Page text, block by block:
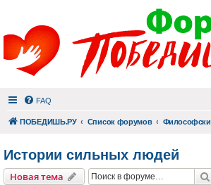
FAQ
ПОБЕДИШЬ.РУ Список форумов
Истории сильных людей
Новая тема